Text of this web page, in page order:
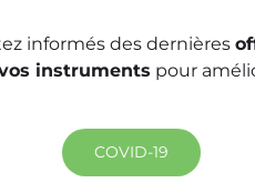
informés des dernières
instruments pour
COVID-19